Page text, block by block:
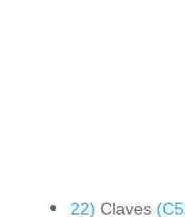
22) Claves